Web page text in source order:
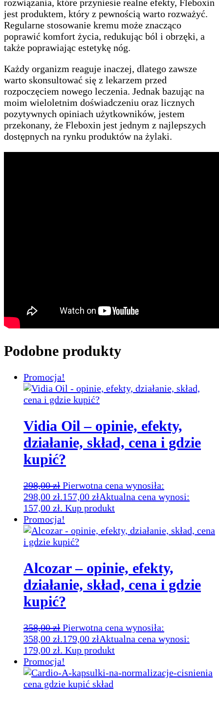
rozwiązania, które przyniesie realne efekty, Fleboxin
jest produktem, który z pewnością warto rozważyć.
Regularne stosowanie kremu może znacząco
poprawić komfort życia, redukując ból i obrzęki, a
także poprawiając estetykę nóg.
Każdy organizm reaguje inaczej, dlatego zawsze
warto skonsultować się z lekarzem przed
rozpoczęciem nowego leczenia. Jednak bazując na
moim wieloletnim doświadczeniu oraz licznych
pozytywnych opiniach użytkowników, jestem
przekonany, że Fleboxin jest jednym z najlepszych
dostępnych na rynku produktów na żylaki.
Podobne produkty
Promocja!
Vidia Oil – opinie, efekty,
działanie, skład, cena i gdzie
kupić?
298,00zł Pierwotna cena wynosiła:
298,00 zł.157,00 złAktualna cena wynosi:
157,00 zł. Kup produkt
Promocja!
Alcozar – opinie, efekty,
działanie, skład, cena i gdzie
kupić?
358,00zł Pierwotna cena wynosiła:
358,00 zł.179,00 złAktualna cena wynosi:
179,00 zł. Kup produkt
Promocja!